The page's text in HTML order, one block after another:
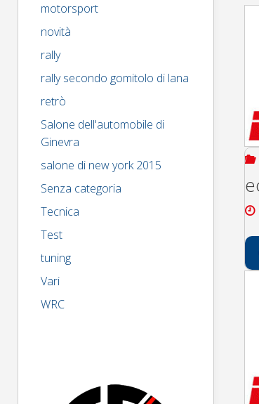
motorsport
novità
rally
rally secondo gomitolo di lana
retrò
Salone dell'automobile di
Ginevra
salone di new york 2015
Senza categoria
Tecnica
Test
tuning
Vari
WRC